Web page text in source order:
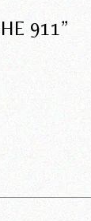
911”